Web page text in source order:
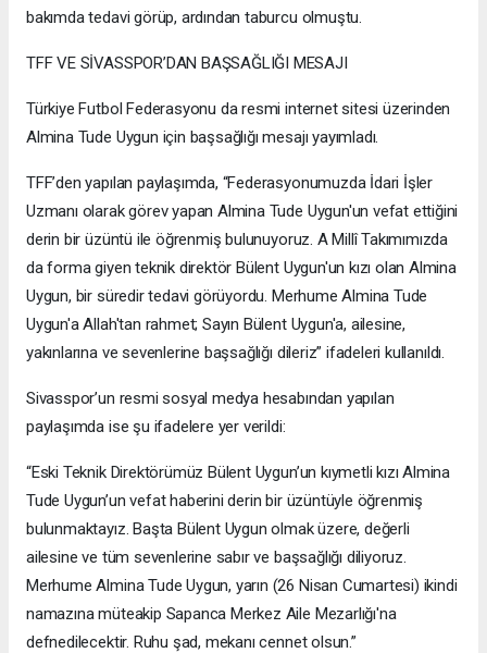
bakımda tedavi görüp, ardından taburcu olmuştu.
TFF VE SİVASSPOR’DAN BAŞSAĞLIĞI MESAJI
Türkiye Futbol Federasyonu da resmi internet sitesi üzerinden
Almina Tude Uygun için başsağlığı mesajı yayımladı.
TFF’den yapılan paylaşımda, “Federasyonumuzda İdari İşler
Uzmanı olarak görev yapan Almina Tude Uygun'un vefat ettiğini
derin bir üzüntü ile öğrenmiş bulunuyoruz. A Millî Takımımızda
da forma giyen teknik direktör Bülent Uygun'un kızı olan Almina
Uygun, bir süredir tedavi görüyordu. Merhume Almina Tude
Uygun'a Allah'tan rahmet; Sayın Bülent Uygun'a, ailesine,
yakınlarına ve sevenlerine başsağlığı dileriz” ifadeleri kullanıldı.
Sivasspor’un resmi sosyal medya hesabından yapılan
paylaşımda ise şu ifadelere yer verildi:
“Eski Teknik Direktörümüz Bülent Uygun’un kıymetli kızı Almina
Tude Uygun’un vefat haberini derin bir üzüntüyle öğrenmiş
bulunmaktayız. Başta Bülent Uygun olmak üzere, değerli
ailesine ve tüm sevenlerine sabır ve başsağlığı diliyoruz.
Merhume Almina Tude Uygun, yarın (26 Nisan Cumartesi) ikindi
namazına müteakip Sapanca Merkez Aile Mezarlığı'na
defnedilecektir. Ruhu şad, mekanı cennet olsun.”